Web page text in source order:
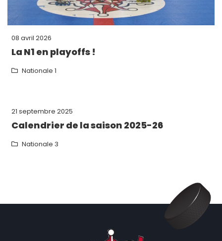
08 avril 2026
La N1 en playoffs !
Nationale 1
21 septembre 2025
Calendrier de la saison 2025-26
Nationale 3